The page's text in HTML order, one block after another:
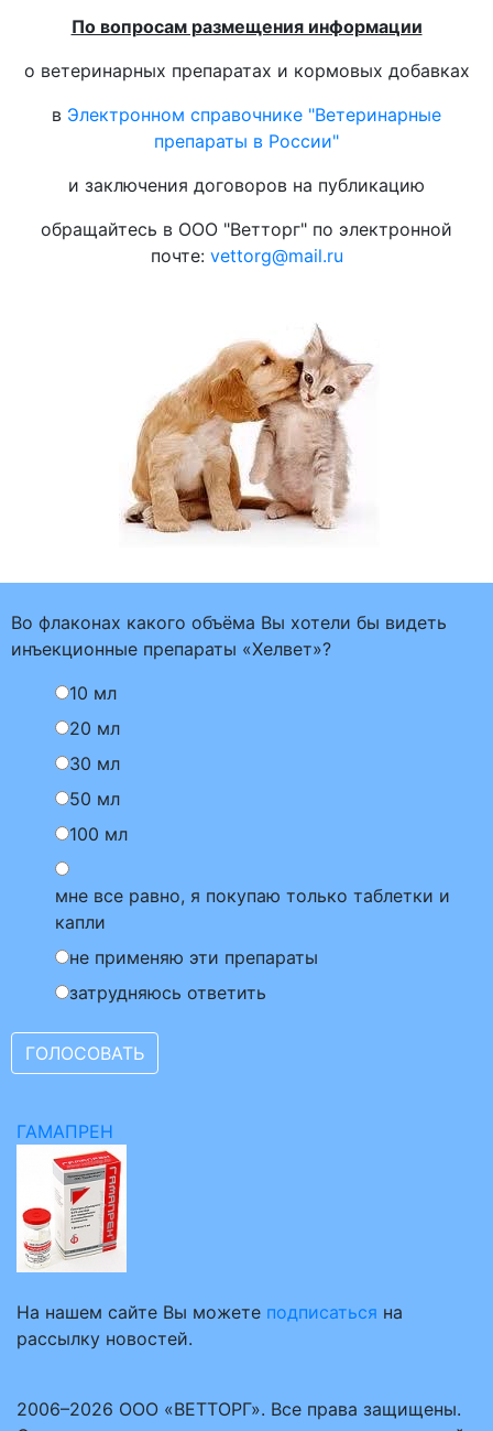
По вопросам размещения информации
о ветеринарных препаратах и кормовых добавках
в Электронном справочнике "Ветеринарные
препараты в России"
и заключения договоров на публикацию
обращайтесь в ООО "Ветторг" по электронной
почте: vettorg@mail.ru
Во флаконах какого объёма Вы хотели бы видеть
инъекционные препараты «Хелвет»?
10 мл
20 мл
30 мл
50 мл
100 мл
мне все равно, я покупаю только таблетки и
капли
не применяю эти препараты
затрудняюсь ответить
ГАМАПРЕН
На нашем сайте Вы можете подписаться на
рассылку новостей.
2006–2026 ООО «ВЕТТОРГ». Все права защищены.